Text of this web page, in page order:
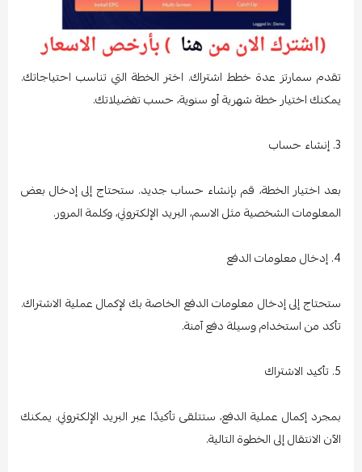
تقدم سمارتز عدة خطط اشتراك. اختر الخطة التي تناسب احتياجاتك.
يمكنك اختيار خطة شهرية أو سنوية، حسب تفضيلاتك.
3. إنشاء حساب
بعد اختيار الخطة، قم بإنشاء حساب جديد. ستحتاج إلى إدخال بعض
المعلومات الشخصية مثل الاسم، البريد الإلكتروني، وكلمة المرور.
4. إدخال معلومات الدفع
ستحتاج إلى إدخال معلومات الدفع الخاصة بك لإكمال عملية الاشتراك.
تأكد من استخدام وسيلة دفع آمنة.
5. تأكيد الاشتراك
بمجرد إكمال عملية الدفع، ستتلقى تأكيدًا عبر البريد الإلكتروني. يمكنك
الآن الانتقال إلى الخطوة التالية.